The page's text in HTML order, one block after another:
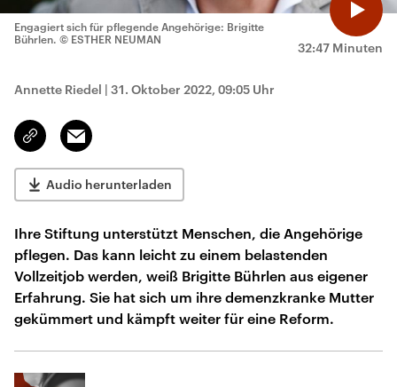
32:47 Minuten
Engagiert sich für pflegende Angehörige: Brigitte
Bührlen. © ESTHER NEUMAN
Annette Riedel | 31. Oktober 2022, 09:05 Uhr
Link
kopieren/teilen
Email
Audio herunterladen
Ihre Stiftung unterstützt Menschen, die Angehörige
pflegen. Das kann leicht zu einem belastenden
Vollzeitjob werden, weiß Brigitte Bührlen aus eigener
Erfahrung. Sie hat sich um ihre demenzkranke Mutter
gekümmert und kämpft weiter für eine Reform.